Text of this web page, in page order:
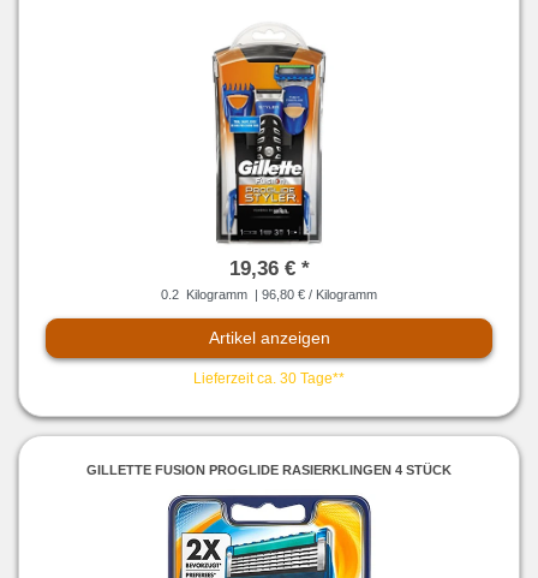
19,36 € *
0.2 Kilogramm | 96,80 € / Kilogramm
Artikel anzeigen
Lieferzeit ca. 30 Tage**
GILLETTE FUSION PROGLIDE RASIERKLINGEN 4 STÜCK